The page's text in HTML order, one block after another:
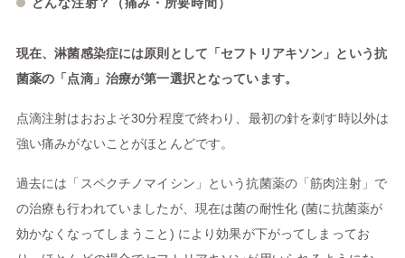
現在、淋菌感染症には原則として「セフトリアキソン」という抗
菌薬の「点滴」治療が第一選択となっています。
点滴注射はおおよそ30分程度で終わり、最初の針を刺す時以外は
強い痛みがないことがほとんどです。
過去には「スペクチノマイシン」という抗菌薬の「筋肉注射」で
の治療も行われていましたが、現在は菌の耐性化 (菌に抗菌薬が
効かなくなってしまうこと) により効果が下がってしまってお